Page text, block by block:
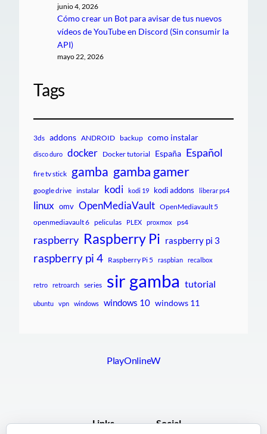
junio 4, 2026
Cómo crear un Bot para avisar de tus nuevos
vídeos de YouTube en Discord (Sin consumir la
API)
mayo 22, 2026
Tags
3ds addons ANDROID backup como instalar
disco duro docker Docker tutorial España Español
fire tv stick gamba gamba gamer
google drive instalar kodi kodi 19 kodi addons liberar ps4
linux omv OpenMediaVault OpenMediavault 5
openmediavault 6 peliculas PLEX proxmox ps4
raspberry Raspberry Pi raspberry pi 3
raspberry pi 4 Raspberry Pi 5 raspbian recalbox
retro retroarch series sir gamba tutorial
ubuntu vpn windows windows 10 windows 11
PlayOnlineW
Links Social